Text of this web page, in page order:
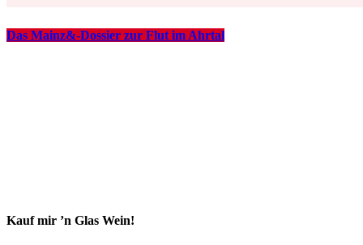
Das Mainz&-Dossier zur Flut im Ahrtal
Kauf mir ’n Glas Wein!